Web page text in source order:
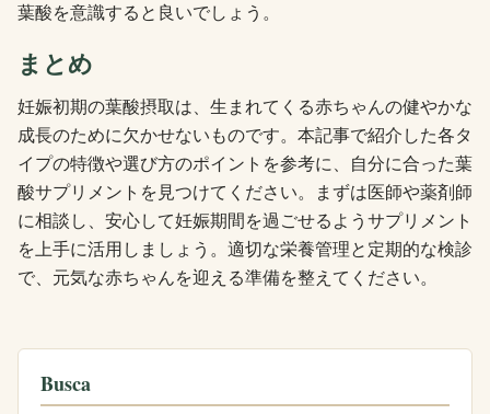
葉酸を意識すると良いでしょう。
まとめ
妊娠初期の葉酸摂取は、生まれてくる赤ちゃんの健やかな
成長のために欠かせないものです。本記事で紹介した各タ
イプの特徴や選び方のポイントを参考に、自分に合った葉
酸サプリメントを見つけてください。まずは医師や薬剤師
に相談し、安心して妊娠期間を過ごせるようサプリメント
を上手に活用しましょう。適切な栄養管理と定期的な検診
で、元気な赤ちゃんを迎える準備を整えてください。
Busca